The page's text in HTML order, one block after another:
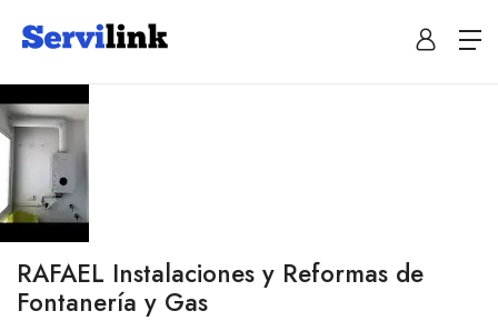
RAFAEL Instalaciones y Reformas de
Fontanería y Gas